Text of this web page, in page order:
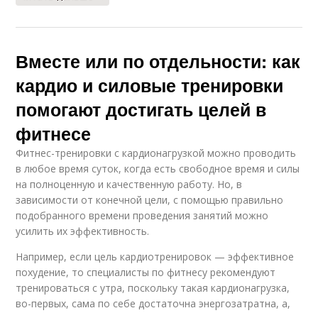
Вместе или по отдельности: как
кардио и силовые тренировки
помогают достигать целей в
фитнесе
Фитнес-тренировки с кардионагрузкой можно проводить
в любое время суток, когда есть свободное время и силы
на полноценную и качественную работу. Но, в
зависимости от конечной цели, с помощью правильно
подобранного времени проведения занятий можно
усилить их эффективность.
Например, если цель кардиотренировок — эффективное
похудение, то специалисты по фитнесу рекомендуют
тренироваться с утра, поскольку такая кардионагрузка,
во-первых, сама по себе достаточна энергозатратна, а,